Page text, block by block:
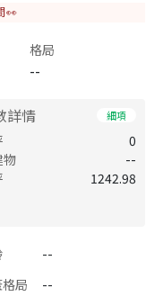
👀
格局
--
詳情 細項
0
物
--
1242.98
--
局
--